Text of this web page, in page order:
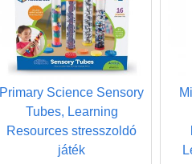
Primary Science Sensory
Tubes, Learning
Resources stresszoldó
játék